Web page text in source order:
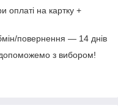
оплаті на картку +
повернення — 14 днів
з вибором!